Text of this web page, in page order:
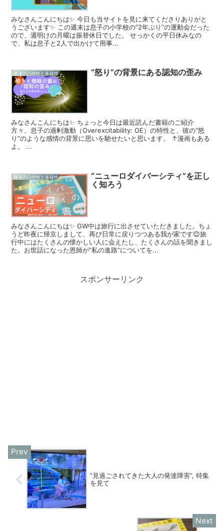
みなさんこんにちは✨ 今日も当サイトを見に来てくださりありがと
うございます✨ この週末は息子の小学校の”2年ぶり”の運動会だった
ので、週明けの月曜は振替休日でした。 せっかくの平日休みなの
で、私は息子と2人で出かけて用事...
発達凹凸特性と多様性 “怒り”の背景にある認知の歪み
みなさんこんにちは✨ ちょっと今日は最近読んだ書籍のご紹介
方々、息子の過剰激動（Overexcitability: OE）の特性と、彼の“怒
り”のような感情の背景に思いを馳せたいと思います。 ↑漫画もある
よ。 ...
発達凹凸特性と多様性
“ニューロダイバーシティ”を正し
く知ろう
みなさんこんにちは✨ GW中は旅行に出させていただきました。ちょ
うど昨夜に帰京しまして、再び日常に戻りつつある我が家です😊旅
行中にはたくさんの懐かしい人に会えたし、たくさんの話を聞きまし
た。お世話になった恩師が“私の進路”についてを...
スポンサーリンク
”見過ごされてきた大人の発達障害”, 特集
を見て